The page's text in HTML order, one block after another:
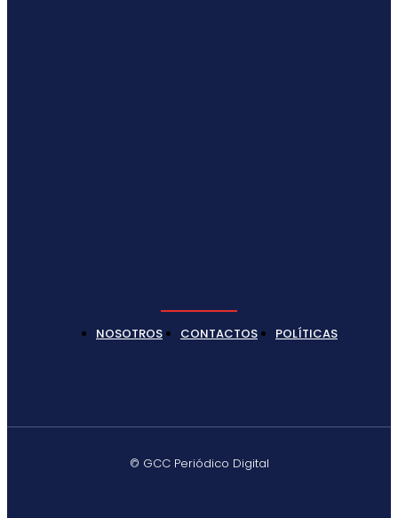
NOSOTROS CONTACTOS POLÍTICAS
© GCC Periódico Digital